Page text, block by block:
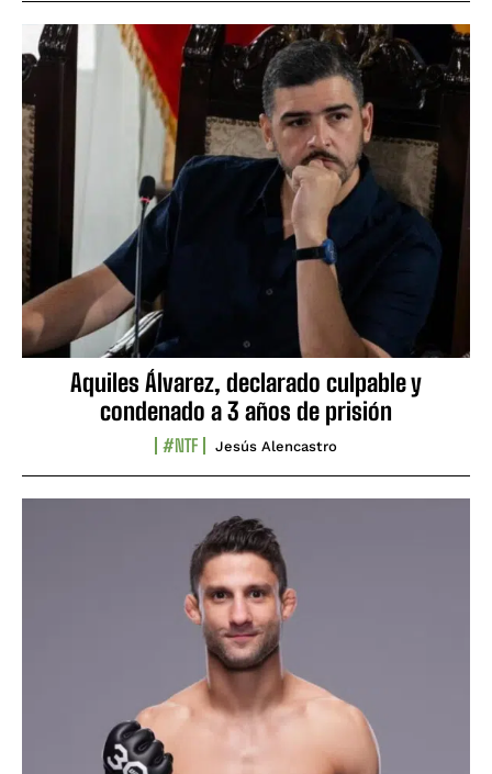
Aquiles Álvarez, declarado culpable y
condenado a 3 años de prisión
#NTF Jesús Alencastro